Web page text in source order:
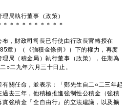
局執行董事（政策）
＊ ＊ ＊ ＊ ＊ ＊ ＊ ＊ ＊ ＊
，財政司司長已行使由行政長官轉授在
章）（《強積金條例》）下的權力，再度
局（積金局）執行董事（政策），任期為
○二九年六月三十日止。
關任命，並表示：「鄭先生自二○二三年起
去三年，他積極推進強制性公積金（強積
強積金『全自由行』的立法建議，以及擴